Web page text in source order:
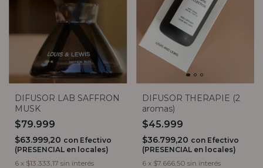
DIFUSOR LAB SAFFRON
MUSK
$79.999
$63.999,20 con Efectivo
(PRESENCIAL en locales)
6 x $13.333,17 sin interés
DIFUSOR THERAPIE (2
aromas)
$45.999
$36.799,20 con Efectivo
(PRESENCIAL en locales)
6 x $7.666,50 sin interés